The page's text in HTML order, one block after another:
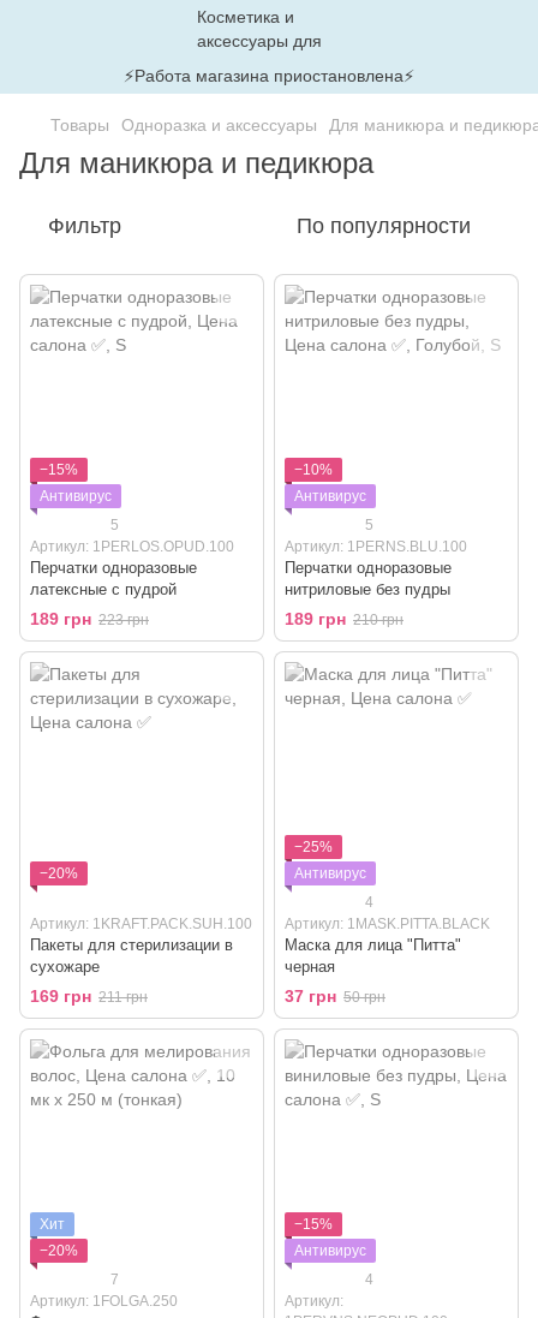
⚡Работа магазина приостановлена⚡
Товары Одноразка и аксессуары Для маникюра и
Для маникюра и педикюра
Фильтр По популярности
−15%
Антивирус
5
Артикул: 1PERLOS.OPUD.100
Перчатки одноразовые
латексные с пудрой
189 грн 223 грн
−10%
Антивирус
5
Артикул: 1PERNS.BLU.100
Перчатки одноразовые
нитриловые без пудры
189 грн 210 грн
−20%
Артикул: 1KRAFT.PACK.SUH.100
Пакеты для стерилизации в
сухожаре
169 грн 211 грн
−25%
Антивирус
4
Артикул: 1MASK.PITTA.BLACK
Маска для лица "Питта"
черная
37 грн 50 грн
Хит
−20%
7
Артикул: 1FOLGA.250
−15%
Антивирус
4
Артикул: